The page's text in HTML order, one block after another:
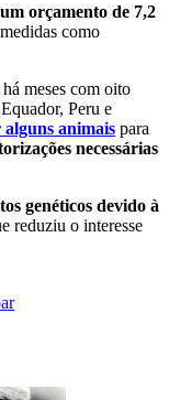
orçamento de 7,2
como
meses com oito
Peru e
animais para
necessárias
genéticos devido à
reduziu o interesse